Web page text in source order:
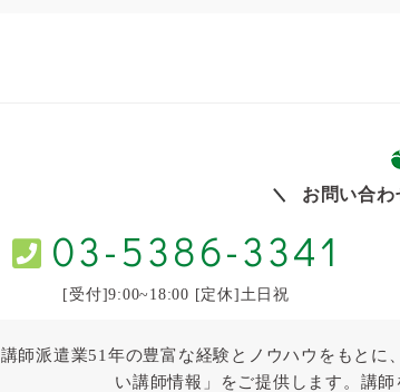
お問い合わ
03-5386-3341
[受付]9:00~18:00 [定休]土日祝
講師派遣業51年の豊富な経験とノウハウをもとに
い講師情報」をご提供します。講